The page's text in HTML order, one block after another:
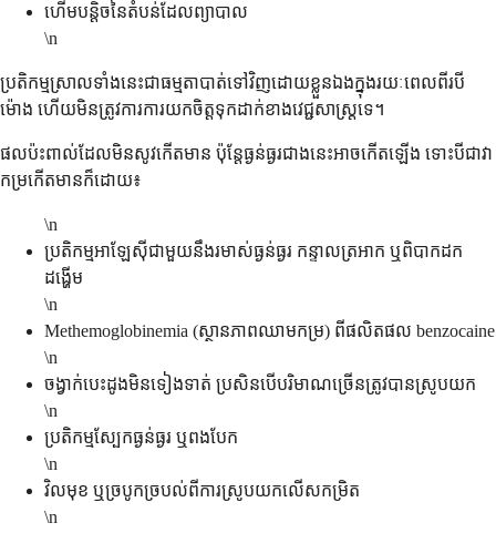
ហើមបន្តិចនៃតំបន់ដែលព្យាបាល
\n
ប្រតិកម្មស្រាលទាំងនេះជាធម្មតាបាត់ទៅវិញដោយខ្លួនឯងក្នុងរយៈពេលពីរបី
ម៉ោង ហើយមិនត្រូវការការយកចិត្តទុកដាក់ខាងវេជ្ជសាស្ត្រទេ។
ផលប៉ះពាល់ដែលមិនសូវកើតមាន ប៉ុន្តែធ្ងន់ធ្ងរជាងនេះអាចកើតឡើង ទោះបីជាវា
កម្រកើតមានក៏ដោយ៖
\n
ប្រតិកម្មអាឡែស៊ីជាមួយនឹងរមាស់ធ្ងន់ធ្ងរ កន្ទាលត្រអាក ឬពិបាកដក
ដង្ហើម
\n
Methemoglobinemia (ស្ថានភាពឈាមកម្រ) ពីផលិតផល benzocaine
\n
ចង្វាក់បេះដូងមិនទៀងទាត់ ប្រសិនបើបរិមាណច្រើនត្រូវបានស្រូបយក
\n
ប្រតិកម្មស្បែកធ្ងន់ធ្ងរ ឬពងបែក
\n
វិលមុខ ឬច្របូកច្របល់ពីការស្រូបយកលើសកម្រិត
\n